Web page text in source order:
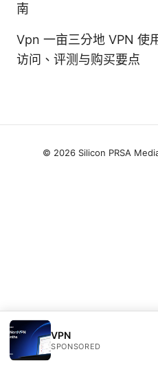
南
Vpn 一亩三分地 VPN 使
访问、评测与购买要点
VPN
SPONSORED
© 2026 Silicon PRSA